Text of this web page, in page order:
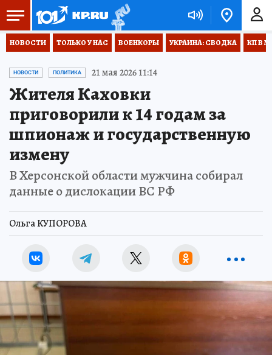
НОВОСТИ ТОЛЬКО У НАС ВОЕНКОРЫ УКРАИНА: СВОДКА КП В
НОВОСТИ ПОЛИТИКА 21 мая 2026 11:14
Жителя Каховки
приговорили к 14 годам за
шпионаж и государственную
измену
В Херсонской области мужчина собирал
данные о дислокации ВС РФ
Ольга КУПОРОВА